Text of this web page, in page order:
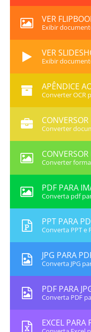
VER
Exibir
VER
Exibir
APÊNDICE
Converter OCR
Converter
Converter
PDF PARA
Converta pdf
PPT PARA
Converta PPT e
JPG PARA
Converta JPG
PDF PARA
Converta PDF
EXCEL PARA